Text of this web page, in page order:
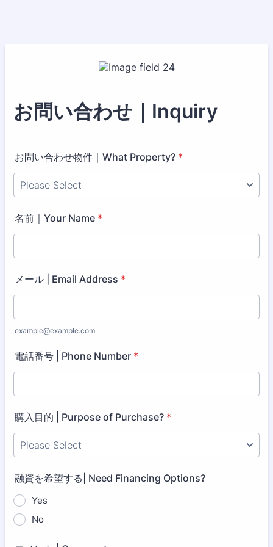
お問い合わせ｜Inquiry
お問い合わせ物件｜What Property? *
名前｜Your Name *
メール | Email Address *
example@example.com
電話番号 | Phone Number *
購入目的 | Purpose of Purchase? *
融資を希望する| Need Financing Options?
Yes
No